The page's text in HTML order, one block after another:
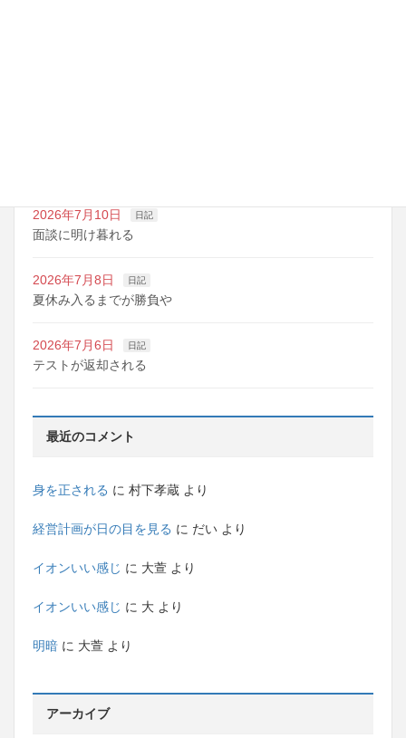
2026年7月10日 日記
面談に明け暮れる
2026年7月8日 日記
夏休み入るまでが勝負や
2026年7月6日 日記
テストが返却される
最近のコメント
身を正される に 村下孝蔵 より
経営計画が日の目を見る に だい より
イオンいい感じ に 大萱 より
イオンいい感じ に 大 より
明暗 に 大萱 より
アーカイブ